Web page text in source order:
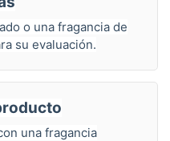
o una fragancia de
su evaluación.
una fragancia